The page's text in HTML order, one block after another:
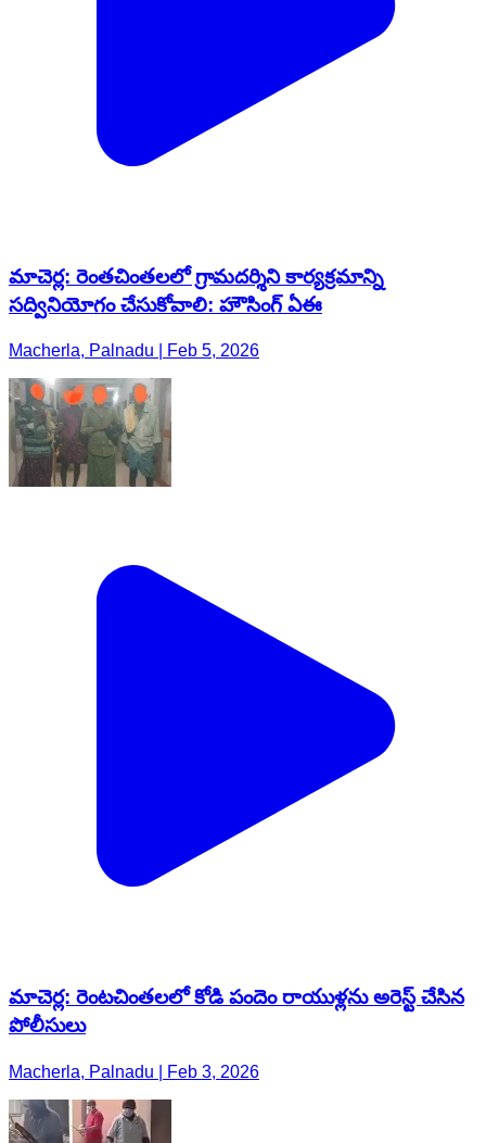
మాచెర్ల: రెంతచింతలలో గ్రామదర్శిని కార్యక్రమాన్ని
సద్వినియోగం చేసుకోవాలి: హౌసింగ్ ఏఈ
Macherla, Palnadu | Feb 5, 2026
మాచెర్ల: రెంటచింతలలో కోడి పందెం రాయుళ్లను అరెస్ట్ చేసిన
పోలీసులు
Macherla, Palnadu | Feb 3, 2026